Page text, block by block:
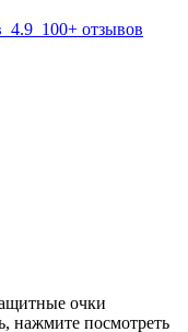
4.9 100+ отзывов
очки
нажмите посмотреть